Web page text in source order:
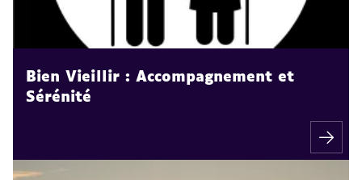
Bien Vieillir : Accompagnement et
Sérénité